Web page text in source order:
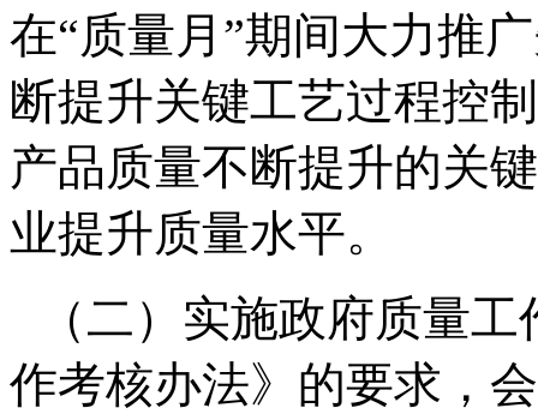
在“质量月 ”期间大力推
断提升关键工艺过程控
产品质量不断提升的关
业提升质量水平。
（二）实施政府质量
作考核办法》的要求，